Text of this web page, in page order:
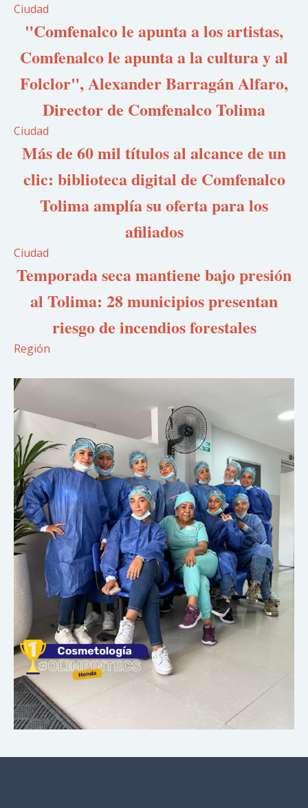
Ciudad
"Comfenalco le apunta a los artistas,
Comfenalco le apunta a la cultura y al
Folclor", Alexander Barragán Alfaro,
Director de Comfenalco Tolima
Ciudad
Más de 60 mil títulos al alcance de un
clic: biblioteca digital de Comfenalco
Tolima amplía su oferta para los
afiliados
Ciudad
Temporada seca mantiene bajo presión
al Tolima: 28 municipios presentan
riesgo de incendios forestales
Región